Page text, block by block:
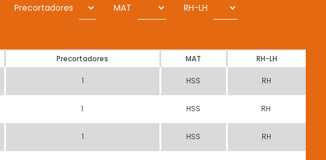
Precortadores MAT RH-LH
Precortadores MAT
RH-LH
1 HSS RH
1 HSS RH
1 HSS RH